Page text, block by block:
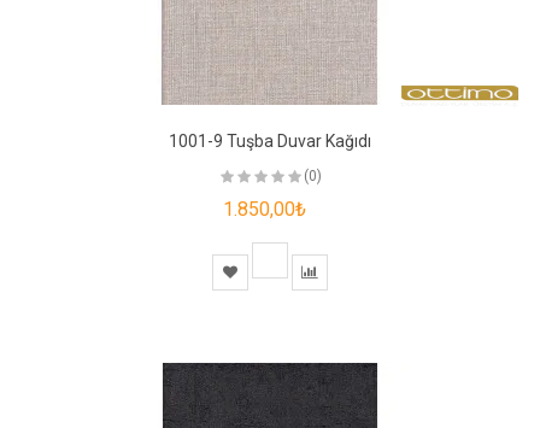
1001-9 Tuşba Duvar Kağıdı
(0)
1.850,00₺